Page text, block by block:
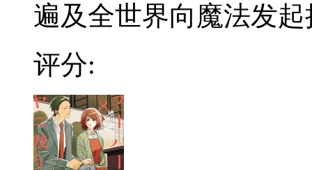
遍及全世界向魔法发起
评分: